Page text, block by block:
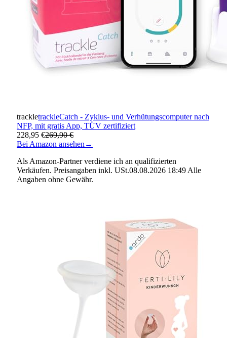
trackletrackleCatch - Zyklus- und Verhütungscomputer nach
NFP, mit gratis App, TÜV zertifiziert
228,95 €269,90 €
Bei Amazon ansehen →
Als Amazon-Partner verdiene ich an qualifizierten
Verkäufen. Preisangaben inkl. USt.08.08.2026 18:49 Alle
Angaben ohne Gewähr.